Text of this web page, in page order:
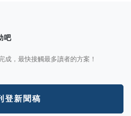
吧
，最快接觸最多讀者的方案！
登新聞稿